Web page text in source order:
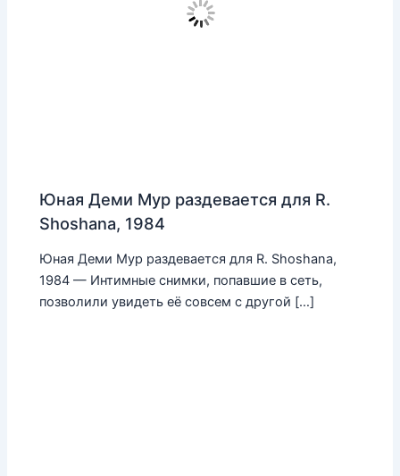
Юная Деми Мур раздевается для R.
Shoshana, 1984
Юная Деми Мур раздевается для R. Shoshana,
1984 — Интимные снимки, попавшие в сеть,
позволили увидеть её совсем с другой […]